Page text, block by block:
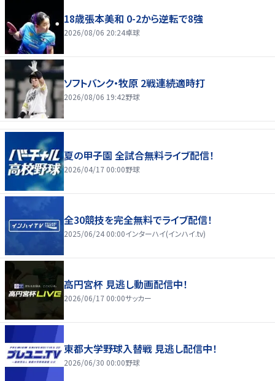
18歳張本美和 0-2から逆転で8強
2026/08/06 20:24卓球
ソフトバンク・牧原 2戦連続適時打
2026/08/06 19:42野球
夏の甲子園 全試合無料ライブ配信！
2026/04/17 00:00野球
全30競技を完全無料でライブ配信！
2025/06/24 00:00インターハイ(インハイ.tv)
高円宮杯 見逃し動画配信中！
2026/06/17 00:00サッカー
東都大学野球入替戦 見逃し配信中！
2026/06/30 00:00野球